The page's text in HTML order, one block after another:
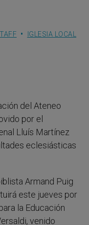
IGLESIA LOCAL
del Ateneo
por el
Lluís Martínez
eclesiásticas
Armand Puig
este jueves por
la Educación
venido